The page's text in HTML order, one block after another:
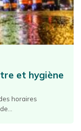
et hygiène
horaires